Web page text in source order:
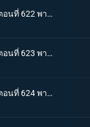
One piece วันพีช ตอนที่ 622 พากย์ไทย พบกันอีกครั้งสุดประทับใจ! โมโมโนะสุเกะกับคินเอม่อน
One piece วันพีช ตอนที่ 623 พากย์ไทย ถึงยามอำลา ออกเรือจากพังค์ฮาซาร์ด!
One piece วันพีช ตอนที่ 624 พากย์ไทย G5 ย่อยยับ! โดฟลามิงโก้จู่โจม!